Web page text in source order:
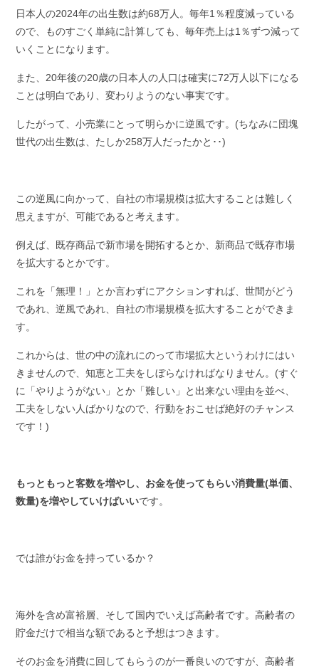
日本人の2024年の出生数は約68万人。毎年1％程度減っている
ので、ものすごく単純に計算しても、毎年売上は1％ずつ減って
いくことになります。
また、20年後の20歳の日本人の人口は確実に72万人以下になる
ことは明白であり、変わりようのない事実です。
したがって、小売業にとって明らかに逆風です。 (ちなみに団塊
世代の出生数は、たしか258万人だったかと･･)
この逆風に向かって、自社の市場規模は拡大することは難しく
思えますが、可能であると考えます。
例えば、既存商品で新市場を開拓するとか、新商品で既存市場
を拡大するとかです。
これを「無理！」とか言わずにアクションすれば、世間がどう
であれ、逆風であれ、自社の市場規模を拡大することができま
す。
これからは、世の中の流れにのって市場拡大というわけにはい
きませんので、知恵と工夫をしぼらなければなりません。 (すぐ
に「やりようがない」とか「難しい」と出来ない理由を並べ、
工夫をしない人ばかりなので、行動をおこせば絶好のチャンス
です！)
もっともっと客数を増やし、お金を使ってもらい消費量(単価、
数量)を増やしていけばいいです。
では誰がお金を持っているか？
海外を含め富裕層、そして国内でいえば高齢者です。高齢者の
貯金だけで相当な額であると予想はつきます。
そのお金を消費に回してもらうのが一番良いのですが、高齢者